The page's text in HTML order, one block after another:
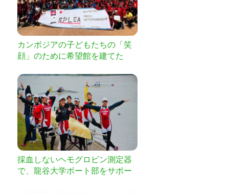
カンボジアの子どもたちの「笑
顔」のために希望館を建てた
採血しないヘモグロビン測定器
で、龍谷大学ボート部をサポー